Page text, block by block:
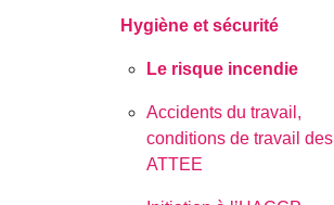
Hygiène et sécurité
Le risque incendie
Accidents du travail,
conditions de travail des
ATTEE